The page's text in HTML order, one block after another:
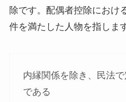
除です。配偶者控除におけ
件を満たした人物を指しま
内縁関係を除き、民法
である